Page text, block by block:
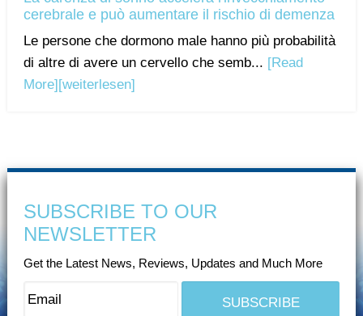
cerebrale e può aumentare il rischio di demenza
Le persone che dormono male hanno più probabilità
di altre di avere un cervello che semb... [Read
More][weiterlesen]
SUBSCRIBE TO OUR
NEWSLETTER
Get the Latest News, Reviews, Updates and Much More